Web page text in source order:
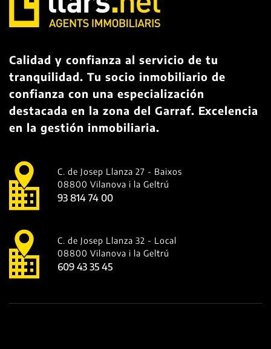
Calidad y confianza al servicio de tu
tranquilidad. Tu socio inmobiliario de
confianza con una especialización
destacada en la zona del Garraf. Excelencia
en la gestión inmobiliaria.
C. de Josep Llanza 27 - Baixos
08800 Vilanova i la Geltrú
93 814 74 00
C. de Josep Llanza 32 - Local
08800 Vilanova i la Geltrú
609 43 35 45